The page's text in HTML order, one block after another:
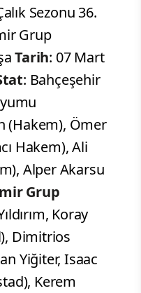
Sezonu 36.
Grup
Tarih: 07 Mart
: Bahçeşehir
(Hakem), Ömer
Hakem), Ali
Alper Akarsu
Grup
Koray
Dimitrios
Yiğiter, Isaac
Kerem